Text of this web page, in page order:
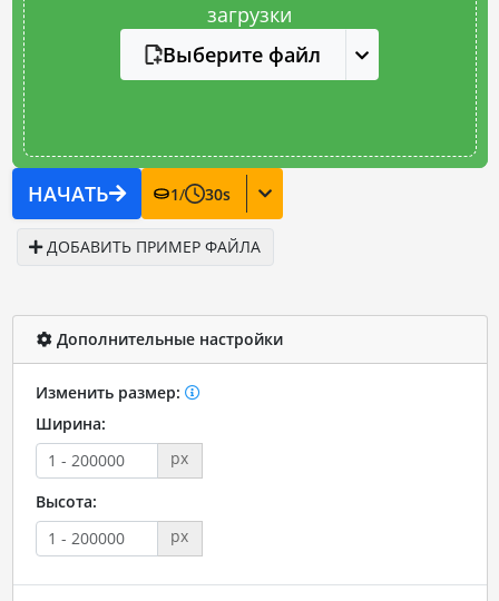
загрузки
Выберите файл
НАЧАТЬ 1/ 30s
ДОБАВИТЬ ПРИМЕР ФАЙЛА
Дополнительные настройки
Изменить размер:
Ширина:
px
Высота:
px